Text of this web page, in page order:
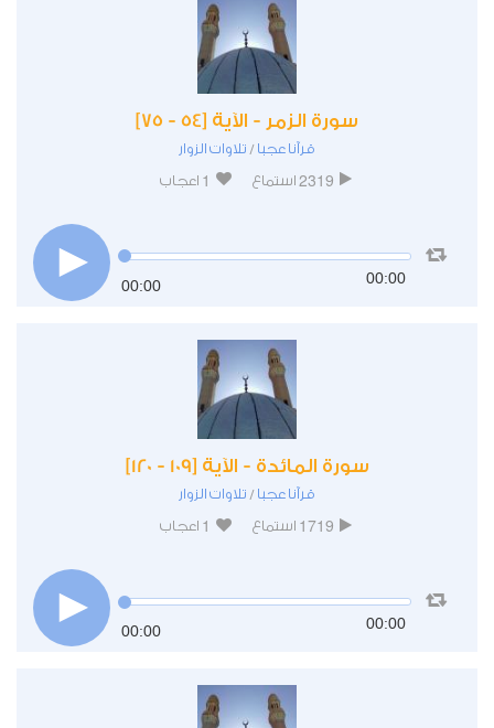
سورة الزمر - الآية [54 - 75]
قرآنا عجبا / تلاوات الزوار
2319 استماع 1 اعجاب
00:00 00:00
سورة المائدة - الآية [109 - 120]
قرآنا عجبا / تلاوات الزوار
1719 استماع 1 اعجاب
00:00 00:00